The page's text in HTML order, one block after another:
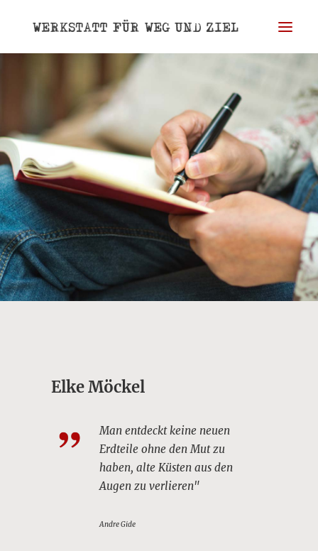
ZIEL
PORTRAIT
REFERENZEN
KONTAKT
Elke Möckel
Man entdeckt keine neuen
Erdteile ohne den Mut zu
haben, alte Küsten aus den
Augen zu verlieren"
Andre Gide